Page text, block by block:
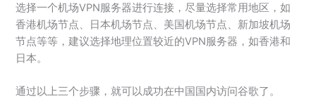
选择一个机场VPN服务器进行连接，尽量选择常用地区，如
香港机场节点、日本机场节点、美国机场节点、新加坡机场
节点等等，建议选择地理位置较近的VPN服务器，如香港和
日本。
通过以上三个步骤，就可以成功在中国国内访问谷歌了。